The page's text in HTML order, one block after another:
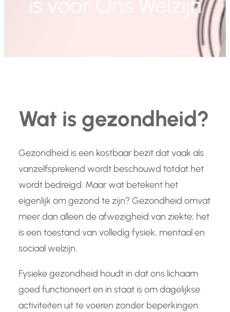
Wat is gezondheid?
Gezondheid is een kostbaar bezit dat vaak als
vanzelfsprekend wordt beschouwd totdat het
wordt bedreigd. Maar wat betekent het
eigenlijk om gezond te zijn? Gezondheid omvat
meer dan alleen de afwezigheid van ziekte; het
is een toestand van volledig fysiek, mentaal en
sociaal welzijn.
Fysieke gezondheid houdt in dat ons lichaam
goed functioneert en in staat is om dagelijkse
activiteiten uit te voeren zonder beperkingen.